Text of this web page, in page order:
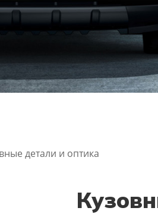
детали и оптика